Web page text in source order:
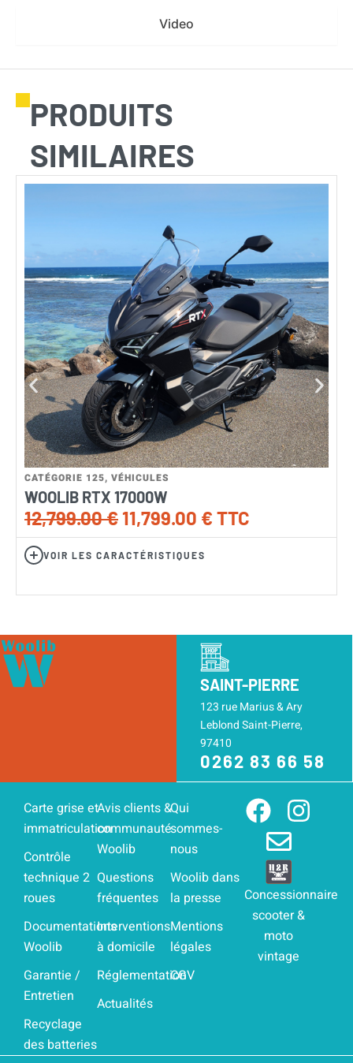
Video
PRODUITS
SIMILAIRES
CATÉGORIE 125, VÉHICULES
WOOLIB RTX 17000W
12,799.00€11,799.00 € TTC
VOIR LES CARACTÉRISTIQUES
SAINT-PIERRE
123 rue Marius & Ary
Leblond Saint-Pierre,
97410
0262 83 66 58
Carte grise et
immatriculation
Contrôle
technique 2
roues
Documentations
Woolib
Garantie /
Entretien
Recyclage
des batteries
Avis clients &
communauté
Woolib
Questions
fréquentes
Interventions
à domicile
Réglementation
Actualités
Qui
sommes-
nous
Woolib dans
la presse
Mentions
légales
CGV
F
a
c
e
b
o
o
I
t
a
r
E
n
v
e
l
o
p
Concessionnaire
scooter &
moto
vintage